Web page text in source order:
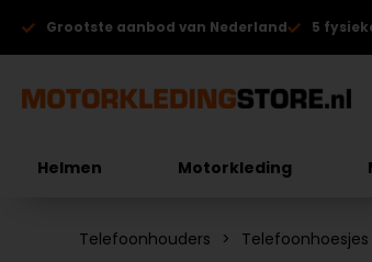
Grootste aanbod van Nederland 5
Helmen Motorkleding
Telefoonhouders Telefoonhoesjes